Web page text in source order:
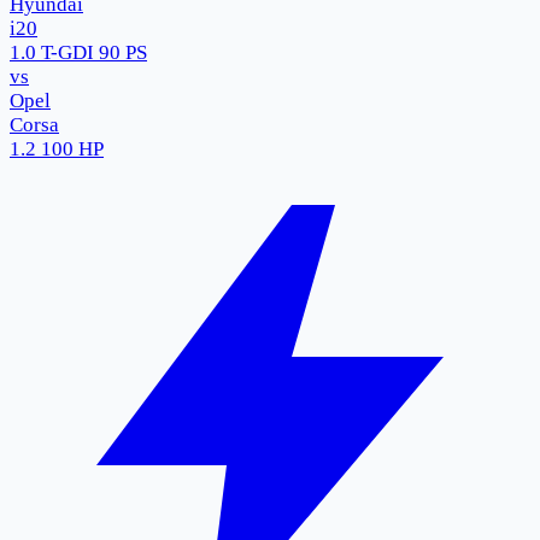
i20
1.0 T-GDI 90 PS
vs
Opel
Corsa
1.2 100 HP